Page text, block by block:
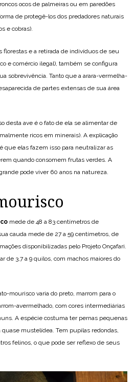
ocos de palmeiras ou em paredões
de protegê-los dos predadores naturais
e cobras).
florestas e a retirada de indivíduos de seu
e comércio ilegal), também se configura
sobrevivência. Tanto que a arara-vermelha-
de partes extensas de sua área
desta ave é o fato de ela se alimentar de
ricos em minerais). A explicação
que elas fazem isso para neutralizar as
quando consomem frutas verdes. A
pode viver 60 anos na natureza.
mede de 48 a 83 centímetros de
cauda mede de 27 a 59 centímetros, de
disponibilizadas pelo Projeto Onçafari.
de 3,7 a 9 quilos, com machos maiores do
mourisco varia do preto, marrom para o
avermelhado, com cores intermediárias
A espécie costuma ter pernas pequenas
quase mustelídea. Tem pupilas redondas,
felinos, o que pode ser reflexo de seus